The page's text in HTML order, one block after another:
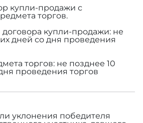
купли-продажи с
торгов.
купли-продажи: не
дней со дня проведения
торгов: не позднее 10
проведения торгов
уклонения победителя